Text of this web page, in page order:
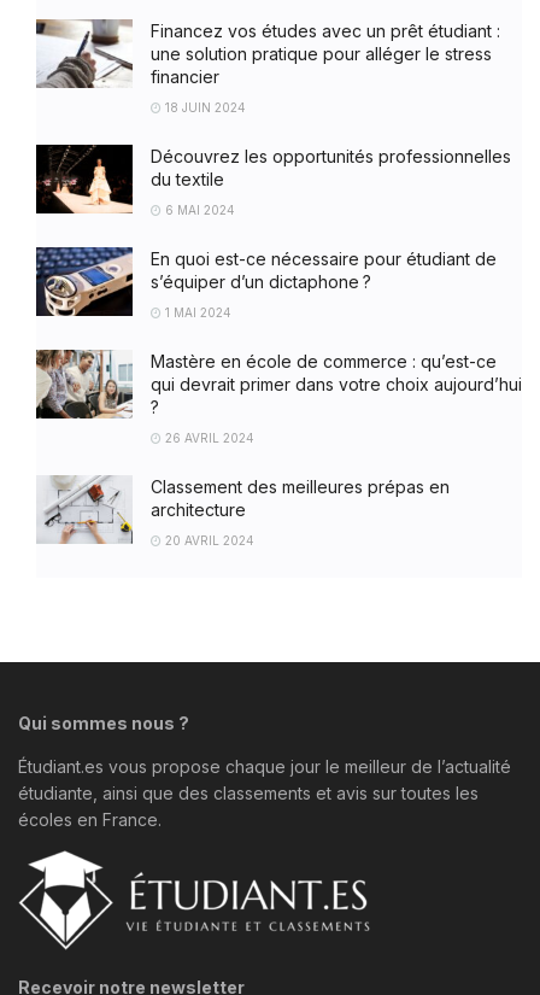
Financez vos études avec un prêt étudiant :
une solution pratique pour alléger le stress
financier
18 JUIN 2024
Découvrez les opportunités professionnelles
du textile
6 MAI 2024
En quoi est-ce nécessaire pour étudiant de
s’équiper d’un dictaphone ?
1 MAI 2024
Mastère en école de commerce : qu’est-ce
qui devrait primer dans votre choix aujourd’hui
?
26 AVRIL 2024
Classement des meilleures prépas en
architecture
20 AVRIL 2024
Qui sommes nous ?
Étudiant.es vous propose chaque jour le meilleur de l’actualité
étudiante, ainsi que des classements et avis sur toutes les
écoles en France.
Recevoir notre newsletter